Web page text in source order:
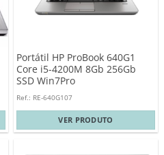
Portátil HP ProBook 640G1
Core i5-4200M 8Gb 256Gb
SSD Win7Pro
Ref.: RE-640G107
VER PRODUTO